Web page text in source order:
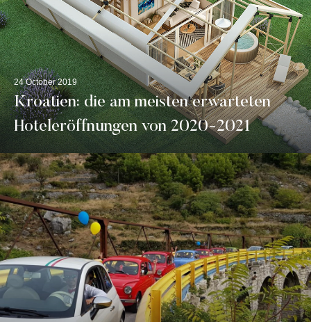
24 October 2019
Kroatien: die am meisten erwarteten
Hoteleröffnungen von 2020-2021